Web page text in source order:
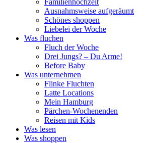
Familienhochzeit
Ausnahmsweise aufgeräumt
Schönes shoppen
Liebelei der Woche
Was fluchen
Fluch der Woche
Drei Jungs? – Du Arme!
Before Baby
Was unternehmen
Flinke Fluchten
Latte Locations
Mein Hamburg
Pärchen-Wochenenden
Reisen mit Kids
Was lesen
Was shoppen